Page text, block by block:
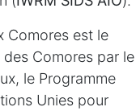
Comores est le
des Comores par le
le Programme
Unies pour